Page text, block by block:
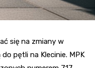
się na zmiany w
pętli na Klecinie. MPK